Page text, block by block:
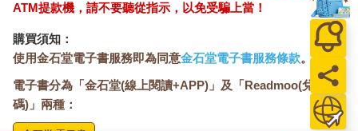
ATM提款機，請不要聽從指示，以免受騙上當！
購買須知：
使用金石堂電子書服務即為同意金石堂電子書服務條款。
電子書分為「金石堂(線上閱讀+APP)」及「Readmoo(兌換
碼)」兩種：